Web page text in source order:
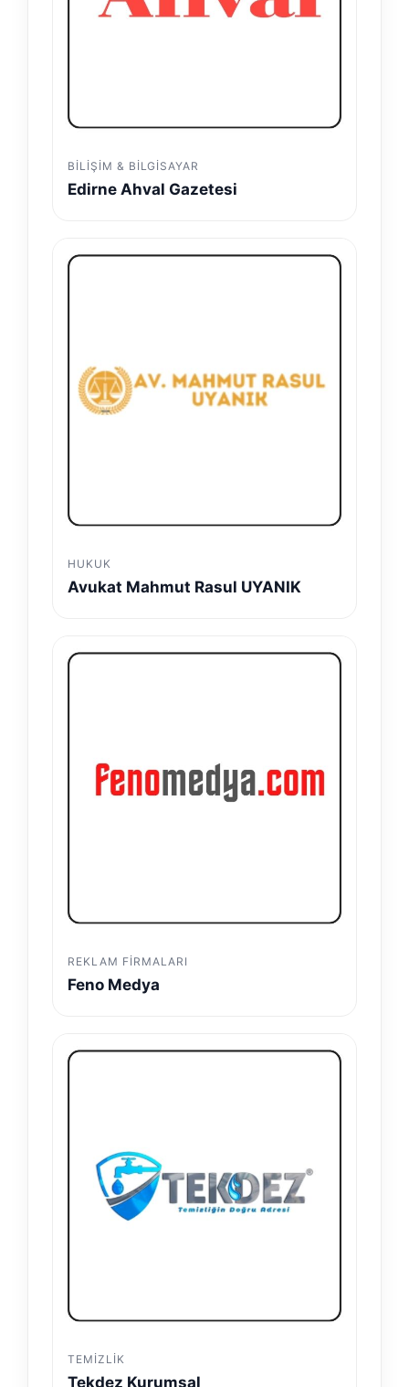
BILIŞIM & BILGISAYAR
Edirne Ahval Gazetesi
HUKUK
Avukat Mahmut Rasul UYANIK
REKLAM FIRMALARI
Feno Medya
TEMIZLIK
Tekdez Kurumsal